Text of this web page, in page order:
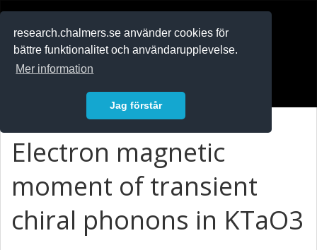
research.chalmers.se använder cookies för
bättre funktionalitet och användarupplevelse.
Mer information
Jag förstår
Electron magnetic
moment of transient
chiral phonons in KTaO3